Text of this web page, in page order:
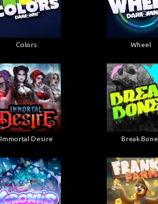
Colors Wheel
Immortal Desire Break